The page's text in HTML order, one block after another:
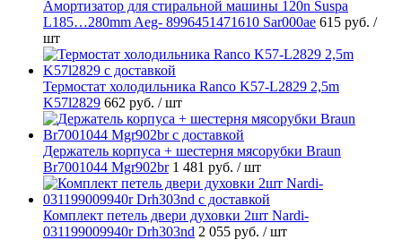
Амортизатор для стиральной машины 120n Suspa
L185…280mm Aeg- 8996451471610 Sar000ae 615 руб. /
шт
Термостат холодильника Ranco K57-L2829 2,5m
K57l2829 662 руб. / шт
Держатель корпуса + шестерня мясорубки Braun
Br7001044 Mgr902br 1 481 руб. / шт
Комплект петель двери духовки 2шт Nardi-
031199009940r Drh303nd 2 055 руб. / шт